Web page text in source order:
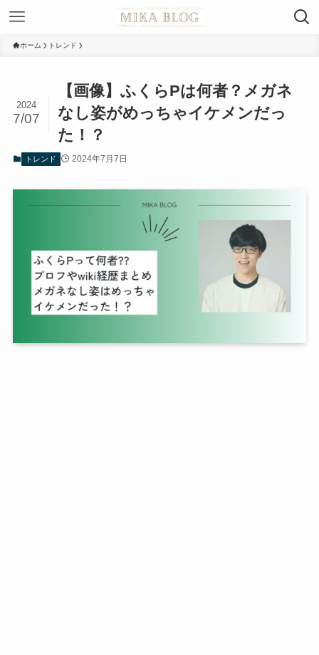
ホーム トレンド
【画像】ふくらPは何者？メガネ
なし姿がめっちゃイケメンだっ
た！？
2024
7/07
トレンド 2024年7月7日